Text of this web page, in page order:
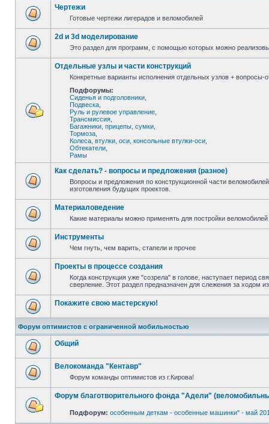
Чертежи
Готовые чертежи лигерадов и веломобилей
2d и 3d моделирование
Это раздел для программ, с помощью которых можно
Отдельные узлы и части конструкций
Конкретные варианты исполнения отдельных узлов + вопросы-
Подфорумы:
Сиденья и подголовники
Подвеска
Руль и рулевое управление
Трансмиссия
Багажники, прицепы, сумки
Тормоза
Колеса, втулки, оси, консольные втулки-оси
Обтекатели
Рамы
Как сделать? - вопросы и предложения (разное)
Вопросы и предложения по конструкционной части
изготовления будущих проектов.
Материаловедение
Какие материалы можно применять для постройки
Инструменты
Чем гнуть, чем варить, стапели и прочее
Проекты в процессе создания
Когда конструкция уже "созрела" в голове, наступает период
сверление. Этот раздел предназначен для слежения за ходом
Покажите свою мастерскую!
Форум оптимистов с ограниченной мобильностью
Общий
Велокоманда "Кентавр"
Форум команды оптимистов из г.Кирова!
Форум благотворительного фонда "Адели"
Подфорум: особенным деткам - особенные машинки" - май